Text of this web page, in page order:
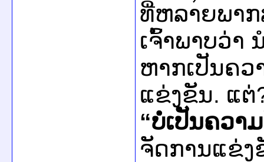
ທີ່​ຫລາຍ​ພາ
ເຈົ້າພາບ​ວ່າ
ຫາກ​ເປັນຄ
ແຂ່ງຂັນ. ​ແ
“​ບໍ່​ເປັນຄວາ
ຈັດການ​ແຂ່